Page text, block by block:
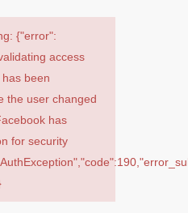
{"error":
access
been
the user changed
has
for security